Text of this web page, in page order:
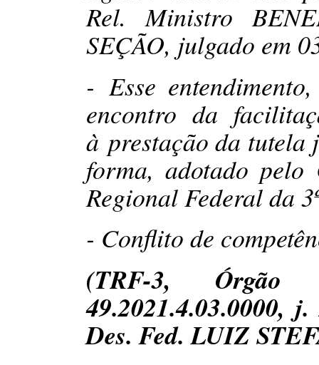
Rel. Ministro
SEÇÃO, julgado em
- Esse
encontro da
à prestação da tutela
forma, adotado pelo
Regional Federal da
- Conflito de
(TRF-3, Órgão
49.2021.4.03.0000,
Des. Fed. LUIZ